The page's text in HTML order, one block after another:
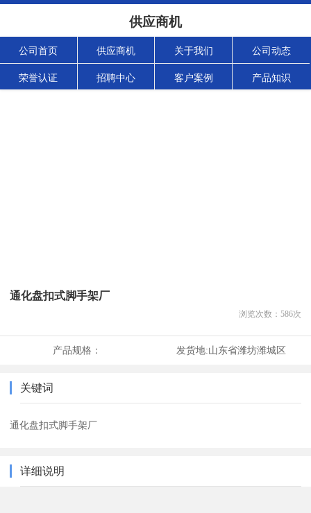
供应商机
公司首页 供应商机 关于我们 公司动态
荣誉认证 招聘中心 客户案例 产品知识
通化盘扣式脚手架厂
浏览次数： 586次
产品规格： 发货地:山东省潍坊潍城区
关键词
通化盘扣式脚手架厂
详细说明